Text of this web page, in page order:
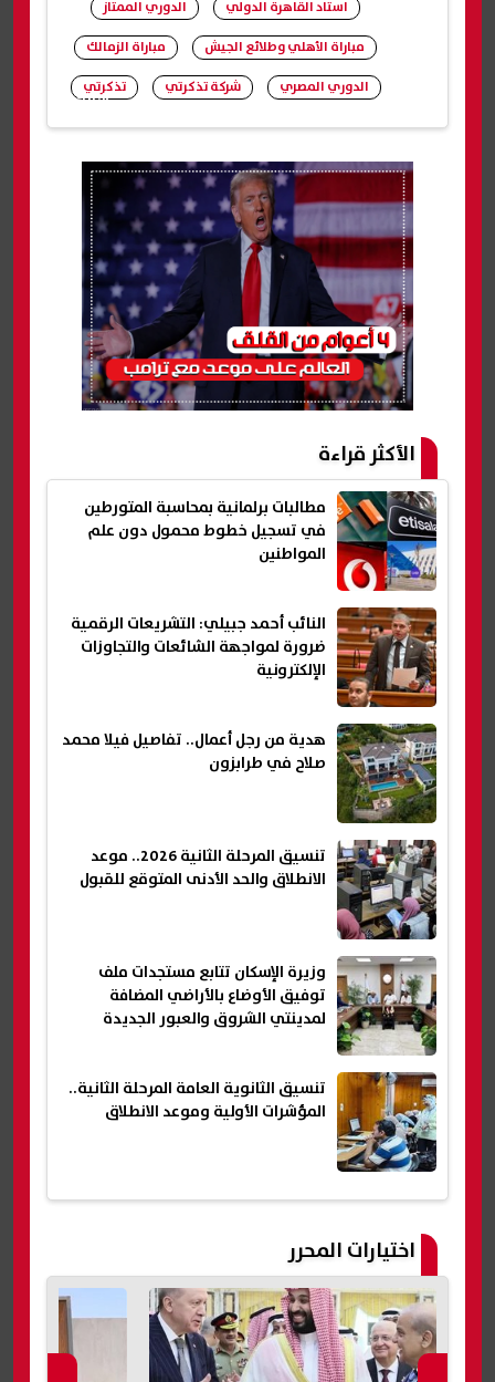
شارك
استاد القاهرة الدولي
الدوري الممتاز
مباراة الأهلي وطلائع الجيش
مباراة الزمالك
الدوري المصري
شركة تذكرتي تذكرتي
الأكثر قراءة
مطالبات برلمانية بمحاسبة المتورطين
في تسجيل خطوط محمول دون علم
المواطنين
النائب أحمد جبيلي: التشريعات الرقمية
ضرورة لمواجهة الشائعات والتجاوزات
الإلكترونية
هدية من رجل أعمال.. تفاصيل فيلا محمد
صلاح في طرابزون
تنسيق المرحلة الثانية 2026.. موعد
الانطلاق والحد الأدنى المتوقع للقبول
وزيرة الإسكان تتابع مستجدات ملف
توفيق الأوضاع بالأراضي المضافة
لمدينتي الشروق والعبور الجديدة
تنسيق الثانوية العامة المرحلة الثانية..
المؤشرات الأولية وموعد الانطلاق
اختيارات المحرر